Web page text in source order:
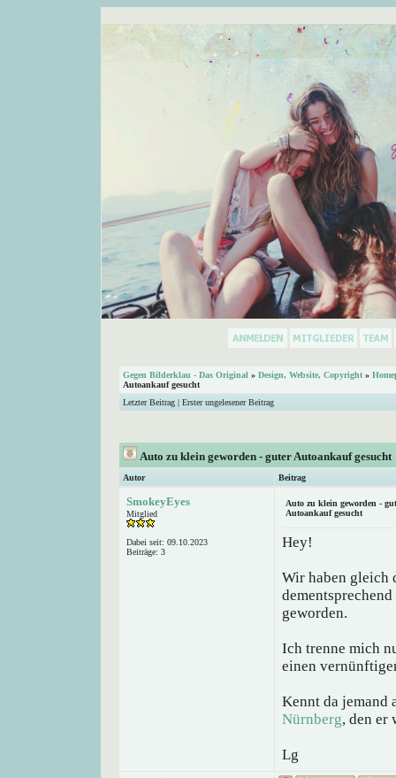
Gegen Bilderklau - Das Original » Design, Website, Copyright »
Autoankauf gesucht
Letzter Beitrag | Erster ungelesener Beitrag
Auto zu klein geworden - guter Autoankauf gesucht
Autor Beitrag
SmokeyEyes
Mitglied
Dabei seit: 09.10.2023
Beiträge: 3
Auto zu klein geworden -
Autoankauf gesucht
Hey!
Wir haben gleich
geworden.
Ich trenne mich
einen
Kennt da jemand
Nürnberg, den er
Lg